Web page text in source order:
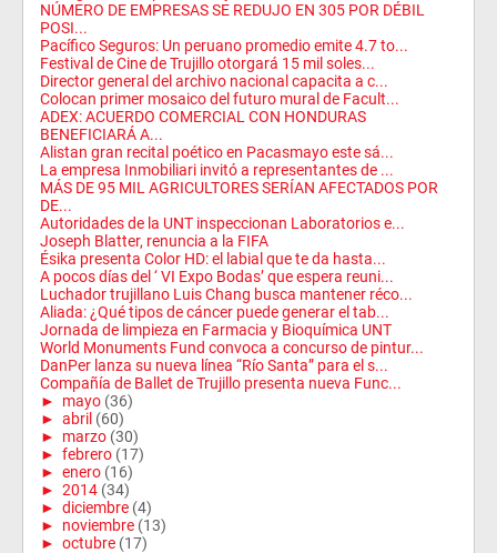
NÚMERO DE EMPRESAS SE REDUJO EN 305 POR DÉBIL
POSI...
Pacífico Seguros: Un peruano promedio emite 4.7 to...
Festival de Cine de Trujillo otorgará 15 mil soles...
Director general del archivo nacional capacita a c...
Colocan primer mosaico del futuro mural de Facult...
ADEX: ACUERDO COMERCIAL CON HONDURAS
BENEFICIARÁ A...
Alistan gran recital poético en Pacasmayo este sá...
La empresa Inmobiliari invitó a representantes de ...
MÁS DE 95 MIL AGRICULTORES SERÍAN AFECTADOS POR
DE...
Autoridades de la UNT inspeccionan Laboratorios e...
Joseph Blatter, renuncia a la FIFA
Ésika presenta Color HD: el labial que te da hasta...
A pocos días del ‘ VI Expo Bodas’ que espera reuni...
Luchador trujillano Luis Chang busca mantener réco...
Aliada: ¿Qué tipos de cáncer puede generar el tab...
Jornada de limpieza en Farmacia y Bioquímica UNT
World Monuments Fund convoca a concurso de pintur...
DanPer lanza su nueva línea “Río Santa” para el s...
Compañía de Ballet de Trujillo presenta nueva Func...
► mayo (36)
► abril (60)
► marzo (30)
► febrero (17)
► enero (16)
► 2014 (34)
► diciembre (4)
► noviembre (13)
► octubre (17)